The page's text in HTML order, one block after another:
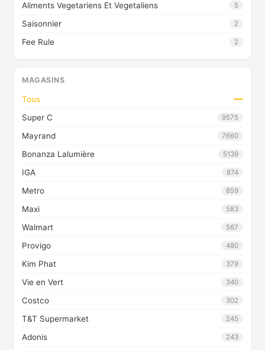
Aliments Vegetariens Et Vegetaliens 5
Saisonnier 2
Fee Rule 2
MAGASINS
Tous
Super C
9575
Mayrand 7660
Bonanza Lalumière 5139
IGA 874
Metro 859
Maxi 583
Walmart 567
Provigo 480
Kim Phat 379
Vie en Vert 340
Costco 302
T&T Supermarket 245
Adonis 243